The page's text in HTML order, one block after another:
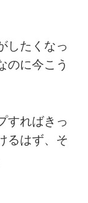
したくなっ
のに今こう
すればきっ
るはず、そ